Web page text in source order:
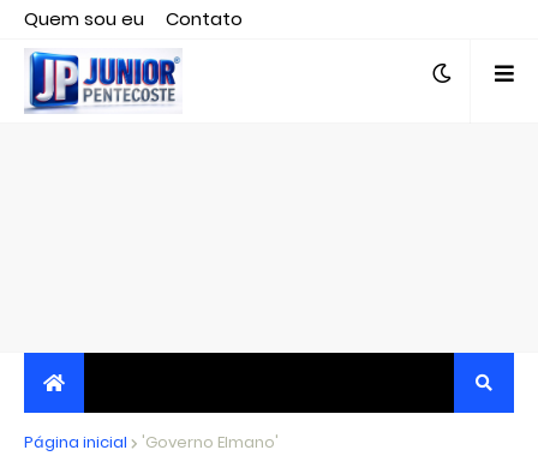
Quem sou eu
Contato
Editor responsável, jornalista Clovis Almeida.
JORNALISMO INDEPENDENTE, TRANSPARENTE E
Página inicial 'Governo Elmano'